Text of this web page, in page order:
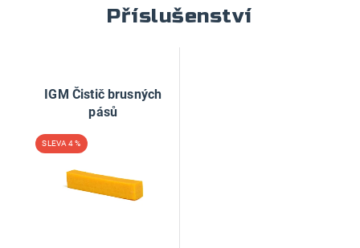
Příslušenství
IGM Čistič brusných
pásů
4 %